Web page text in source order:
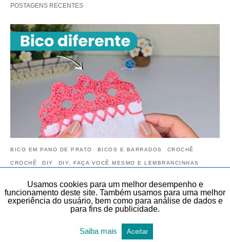
POSTAGENS RECENTES
BICO EM PANO DE PRATO BICOS E BARRADOS CROCHÊ
CROCHÊ DIY DIY, FAÇA VOCÊ MESMO E LEMBRANCINHAS
TODAS AS POSTAGENS
Aprenda Bico de Crochê Simples e bonito
para Pano de Prato | AULA 5 | Bico de crochê
Usamos cookies para um melhor desempenho e
funcionamento deste site. Também usamos para uma melhor
experiência do usuário, bem como para análise de dados e
para fins de publicidade.
Saiba mais Aceitar